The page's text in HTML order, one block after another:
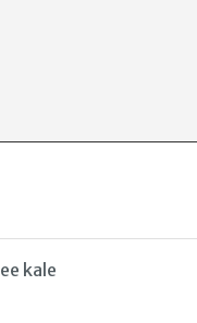
kale